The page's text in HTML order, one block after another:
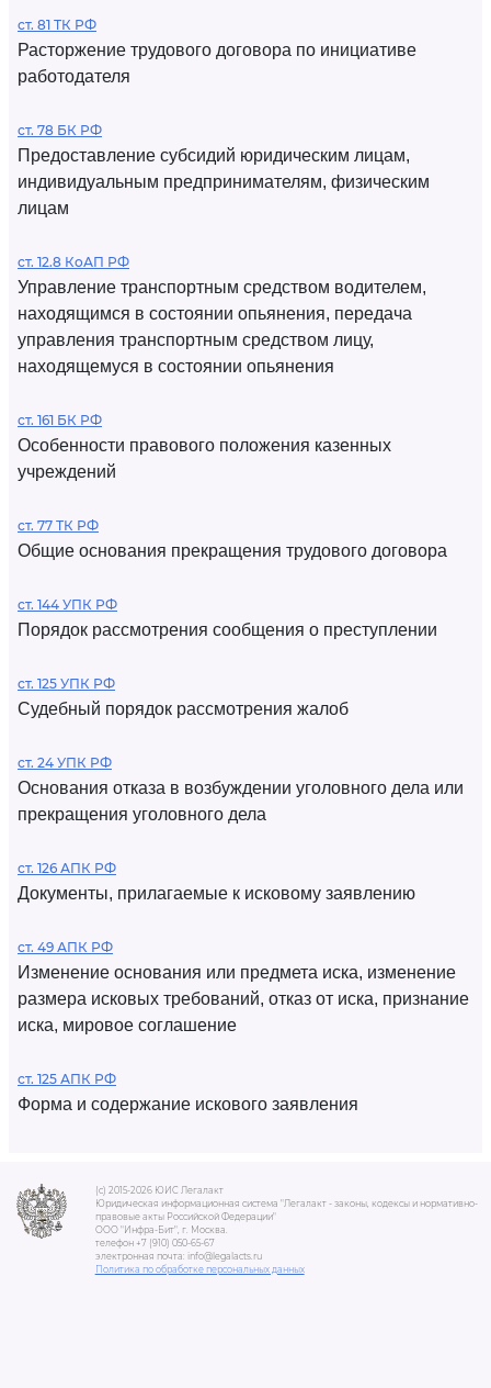
ст. 81 ТК РФ
Расторжение трудового договора по инициативе
работодателя
ст. 78 БК РФ
Предоставление субсидий юридическим лицам,
индивидуальным предпринимателям, физическим
лицам
ст. 12.8 КоАП РФ
Управление транспортным средством водителем,
находящимся в состоянии опьянения, передача
управления транспортным средством лицу,
находящемуся в состоянии опьянения
ст. 161 БК РФ
Особенности правового положения казенных
учреждений
ст. 77 ТК РФ
Общие основания прекращения трудового договора
ст. 144 УПК РФ
Порядок рассмотрения сообщения о преступлении
ст. 125 УПК РФ
Судебный порядок рассмотрения жалоб
ст. 24 УПК РФ
Основания отказа в возбуждении уголовного дела или
прекращения уголовного дела
ст. 126 АПК РФ
Документы, прилагаемые к исковому заявлению
ст. 49 АПК РФ
Изменение основания или предмета иска, изменение
размера исковых требований, отказ от иска, признание
иска, мировое соглашение
ст. 125 АПК РФ
Форма и содержание искового заявления
(c) 2015-2026 ЮИС Легалакт
Юридическая информационная система "Легалакт - законы, кодексы и нормативно-
правовые акты Российской Федерации"
ООО "Инфра-Бит", г. Москва.
телефон +7 (910) 050-65-67
электронная почта: info@legalacts.ru
Политика по обработке персональных данных